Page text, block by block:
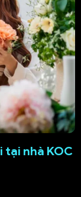
tại nhà KOC